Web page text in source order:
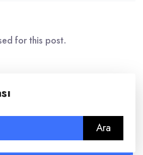
for this post.